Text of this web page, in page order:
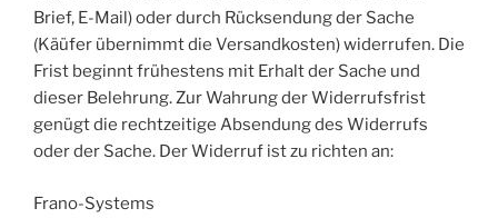
Brief, E-Mail) oder durch Rücksendung der Sache
(Käüfer übernimmt die Versandkosten) widerrufen. Die
Frist beginnt frühestens mit Erhalt der Sache und
dieser Belehrung. Zur Wahrung der Widerrufsfrist
genügt die rechtzeitige Absendung des Widerrufs
oder der Sache. Der Widerruf ist zu richten an:
Frano-Systems